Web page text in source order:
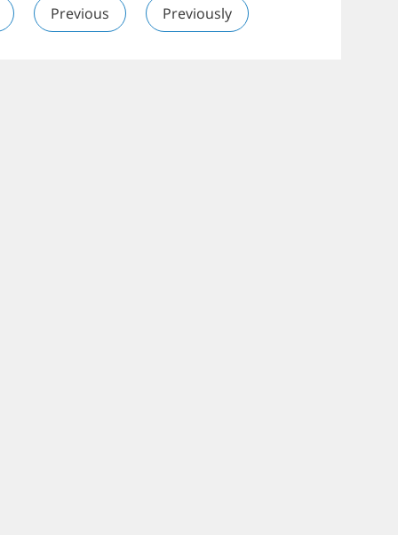
Previous Previously